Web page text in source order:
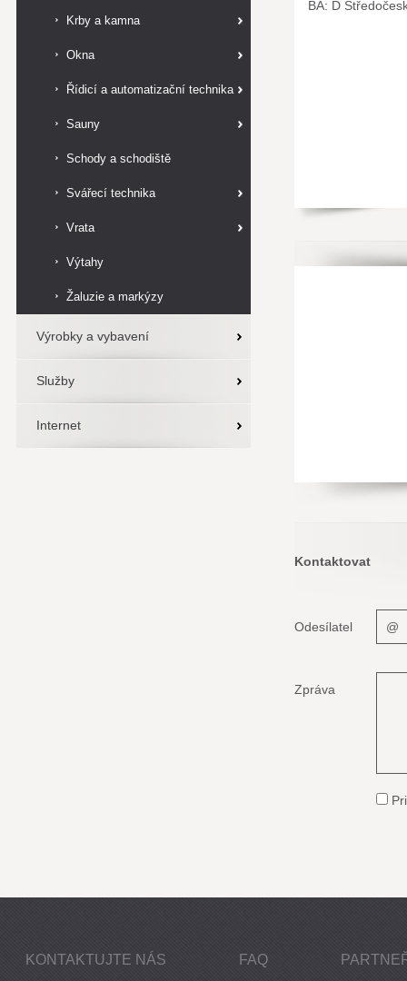
Krby a kamna
Okna
Řídicí a automatizační technika
Sauny
Schody a schodiště
Svářecí technika
Vrata
Výtahy
Žaluzie a markýzy
Výrobky a vybavení
Služby
Internet
BA: D
Kontaktovat
Odesílatel
Zpráva
KONTAKTUJTE NÁS FAQ